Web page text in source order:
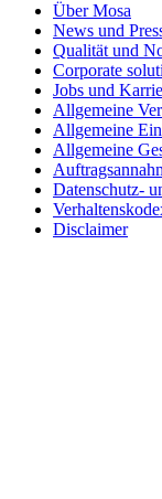
Über Mosa
News und
Qualität und
Corporate
Jobs und
Allgemeine
Allgemeine
Allgemeine
Datenschutz-
Disclaimer